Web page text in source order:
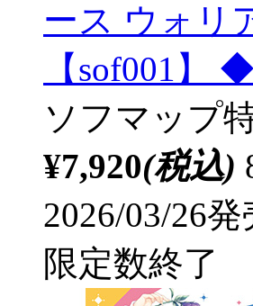
ース ウォリ
【sof001】
ソフマップ
¥7,920(税込)
2026/03/26発
限定数終了